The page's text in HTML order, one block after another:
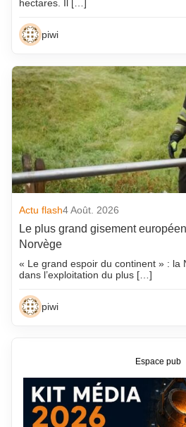
hectares. Il […]
piwi
Actu flash4 Août. 2026
Le plus grand gisement
Norvège
« Le grand espoir du continent » : la
dans l’exploitation du plus […]
piwi
Espace pub